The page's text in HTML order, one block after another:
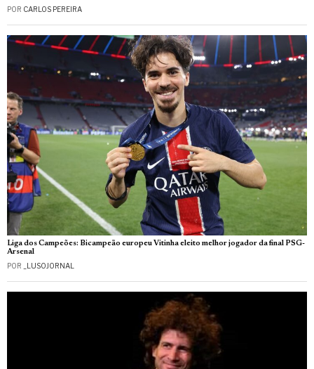
POR CARLOS PEREIRA
Liga dos Campeões: Bicampeão europeu Vitinha eleito melhor jogador da final PSG-
Arsenal
POR _LUSOJORNAL